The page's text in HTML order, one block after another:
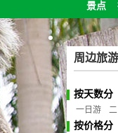
景点
周边旅
按天数分
一日游
按价格分